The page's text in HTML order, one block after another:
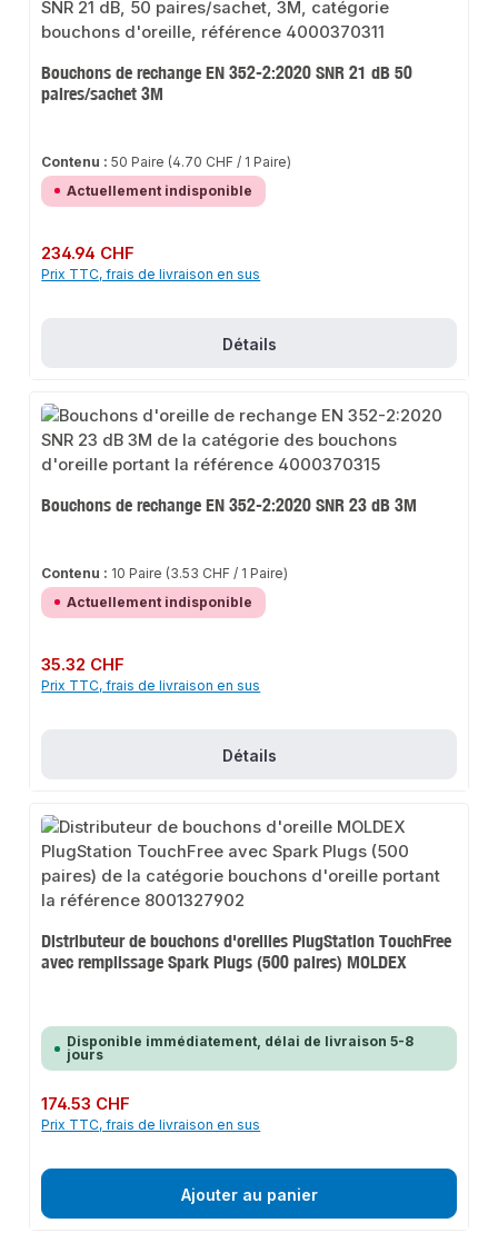
Bouchons de rechange EN 352-2:2020 SNR 21 dB 50
paires/sachet 3M
Contenu :50 Paire (4.70 CHF / 1 Paire)
Actuellement indisponible
Prix régulier :
234.94 CHF
Prix TTC, frais de livraison en sus
Détails
Bouchons de rechange EN 352-2:2020 SNR 23 dB 3M
Contenu : 10 Paire (3.53 CHF / 1 Paire)
Actuellement indisponible
Prix régulier :
35.32 CHF
Prix TTC, frais de livraison en sus
Détails
Distributeur de bouchons d'oreilles PlugStation TouchFree
avec remplissage Spark Plugs (500 paires) MOLDEX
Disponible immédiatement, délai de livraison 5-8
jours
Prix régulier :
174.53 CHF
Prix TTC, frais de livraison en sus
Ajouter au panier